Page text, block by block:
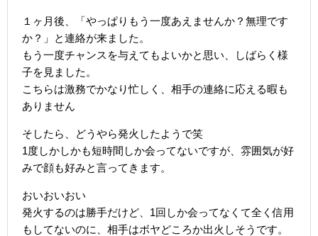
１ヶ月後、「やっぱりもう一度あえませんか？無理です
か？」と連絡が来ました。
もう一度チャンスを与えてもよいかと思い、しばらく様
子を見ました。
こちらは激務でかなり忙しく、相手の連絡に応える暇も
ありません
そしたら、どうやら発火したようで笑
1度しかしかも短時間しか会ってないですが、雰囲気が好
みで顔も好みと言ってきます。
おいおいおい
発火するのは勝手だけど、1回しか会ってなくて全く信用
もしてないのに、相手はボヤどころか出火しそうです。